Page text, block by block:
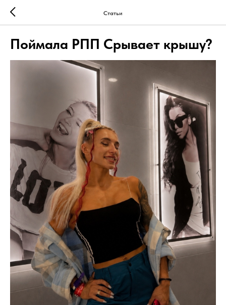
Статьи
Поймала РПП Срывает крышу?